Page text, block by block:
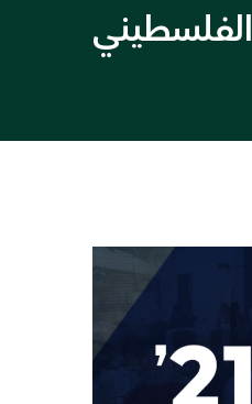
الفلسطيني